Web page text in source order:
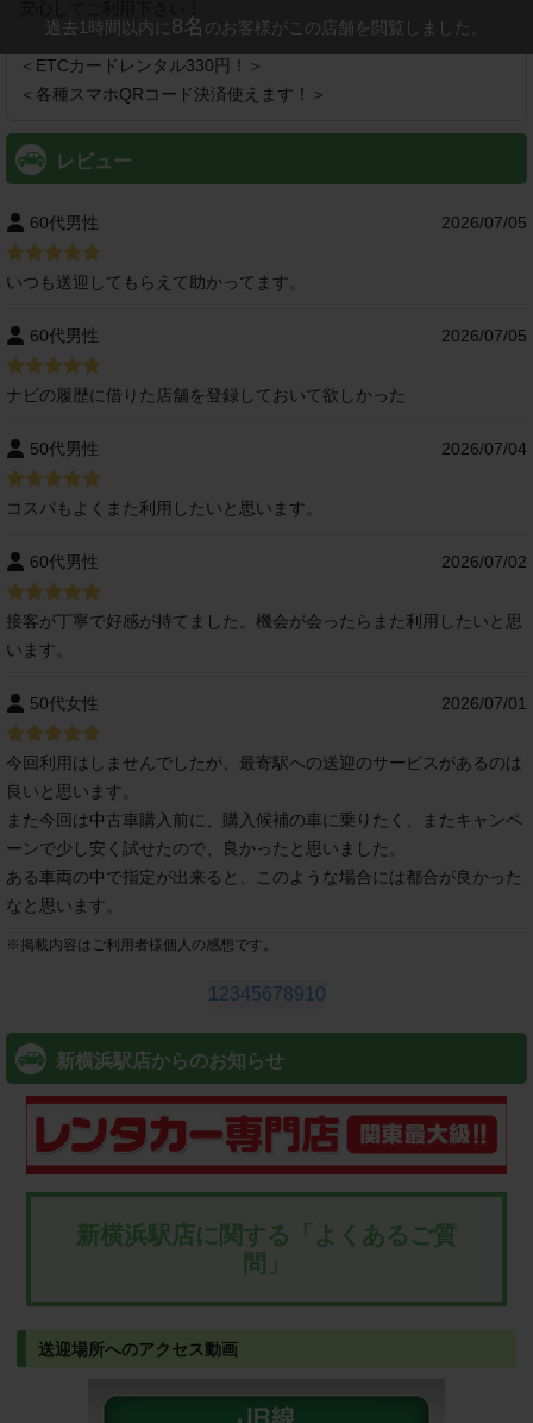
＜ETCカードレンタル330円！＞
＜各種スマホQRコード決済使えます！＞
レビュー
60代男性 2026/07/05
いつも送迎してもらえて助かってます。
60代男性 2026/07/05
ナビの履歴に借りた店舗を登録しておいて欲しかった
50代男性 2026/07/04
コスパもよくまた利用したいと思います。
60代男性 2026/07/02
接客が丁寧で好感が持てました。機会が会ったらまた利用したいと思
います。
50代女性 2026/07/01
今回利用はしませんでしたが、最寄駅への送迎のサービスがあるのは
良いと思います。
また今回は中古車購入前に、購入候補の車に乗りたく、またキャンペ
ーンで少し安く試せたので、良かったと思いました。
ある車両の中で指定が出来ると、このような場合には都合が良かった
なと思います。
※ 掲載内容はご利用者様個人の感想です。
123456 78910
新横浜駅店からのお知らせ
新横浜駅店に関する「よくあるご質
問」
送迎場所へのアクセス動画
過去1時間以内に 8名 のお客様がこの店舗を閲覧しました。